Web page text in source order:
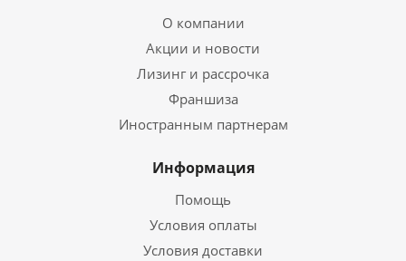
О компании
Акции и новости
Лизинг и рассрочка
Франшиза
Иностранным партнерам
Информация
Помощь
Условия оплаты
Условия доставки